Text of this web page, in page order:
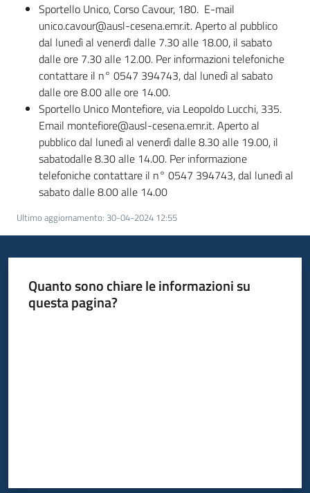
Sportello Unico, Corso Cavour, 180. E-mail
unico.cavour@ausl-cesena.emr.it. Aperto al pubblico
dal lunedì al venerdì dalle 7.30 alle 18.00, il sabato
dalle ore 7.30 alle 12.00. Per informazioni telefoniche
contattare il n° 0547 394743, dal lunedì al sabato
dalle ore 8.00 alle ore 14.00.
Sportello Unico Montefiore, via Leopoldo Lucchi, 335.
Email montefiore@ausl-cesena.emr.it. Aperto al
pubblico dal lunedì al venerdì dalle 8.30 alle 19.00, il
sabatodalle 8.30 alle 14.00. Per informazione
telefoniche contattare il n° 0547 394743, dal lunedì al
sabato dalle 8.00 alle 14.00
Ultimo aggiornamento: 30-04-2024 12:55
Quanto sono chiare le informazioni su
questa pagina?